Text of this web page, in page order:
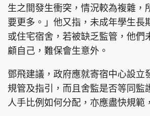
生之間發生衝突，情況較為複雜，
要更多。」他又指，未成年學生長
或住宅宿舍，若被缺乏監管，他們
顧自己，難保會生意外。
鄧飛建議，政府應就寄宿中心設立
規管及指引，而且舍監是否等同監
人手比例如何分配，亦應盡快規範